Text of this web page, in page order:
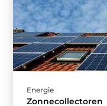
Energie
Zonnecollectoren